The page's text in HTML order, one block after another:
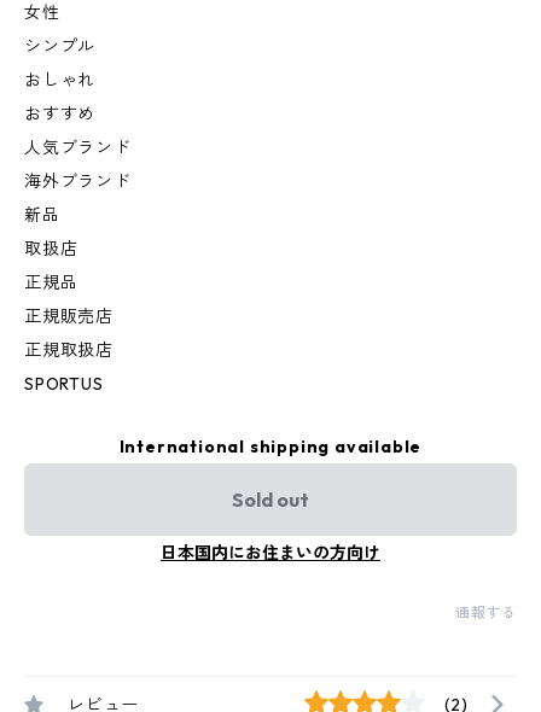
女性
シンプル
おしゃれ
おすすめ
人気ブランド
海外ブランド
新品
取扱店
正規品
正規販売店
正規取扱店
SPORTUS
International shipping available
Sold out
日本国内にお住まいの方向け
通報する
レビュー (2)